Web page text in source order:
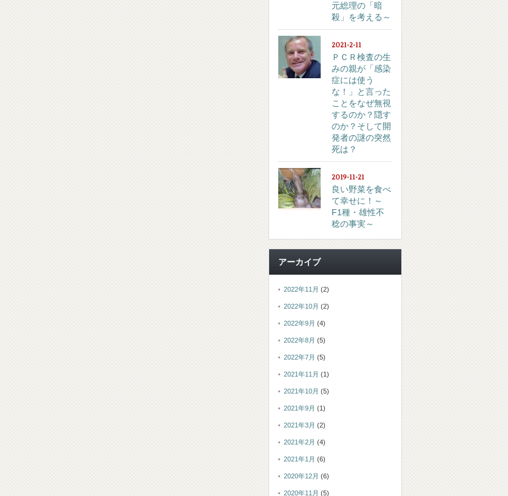
元総理の「暗
殺」を考える～
2021-2-11
ＰＣＲ検査の生
みの親が「感染
症には使う
な！」と言った
ことをなぜ無視
するのか？隠す
のか？そして開
発者の謎の突然
死は？
2019-11-21
良い野菜を食べ
て幸せに！～
F1種・雄性不
稔の事実～
アーカイブ
2022年11月 (2)
2022年10月 (2)
2022年9月 (4)
2022年8月 (5)
2022年7月 (5)
2021年11月 (1)
2021年10月 (5)
2021年9月 (1)
2021年3月 (2)
2021年2月 (4)
2021年1月 (6)
2020年12月 (6)
2020年11月 (5)